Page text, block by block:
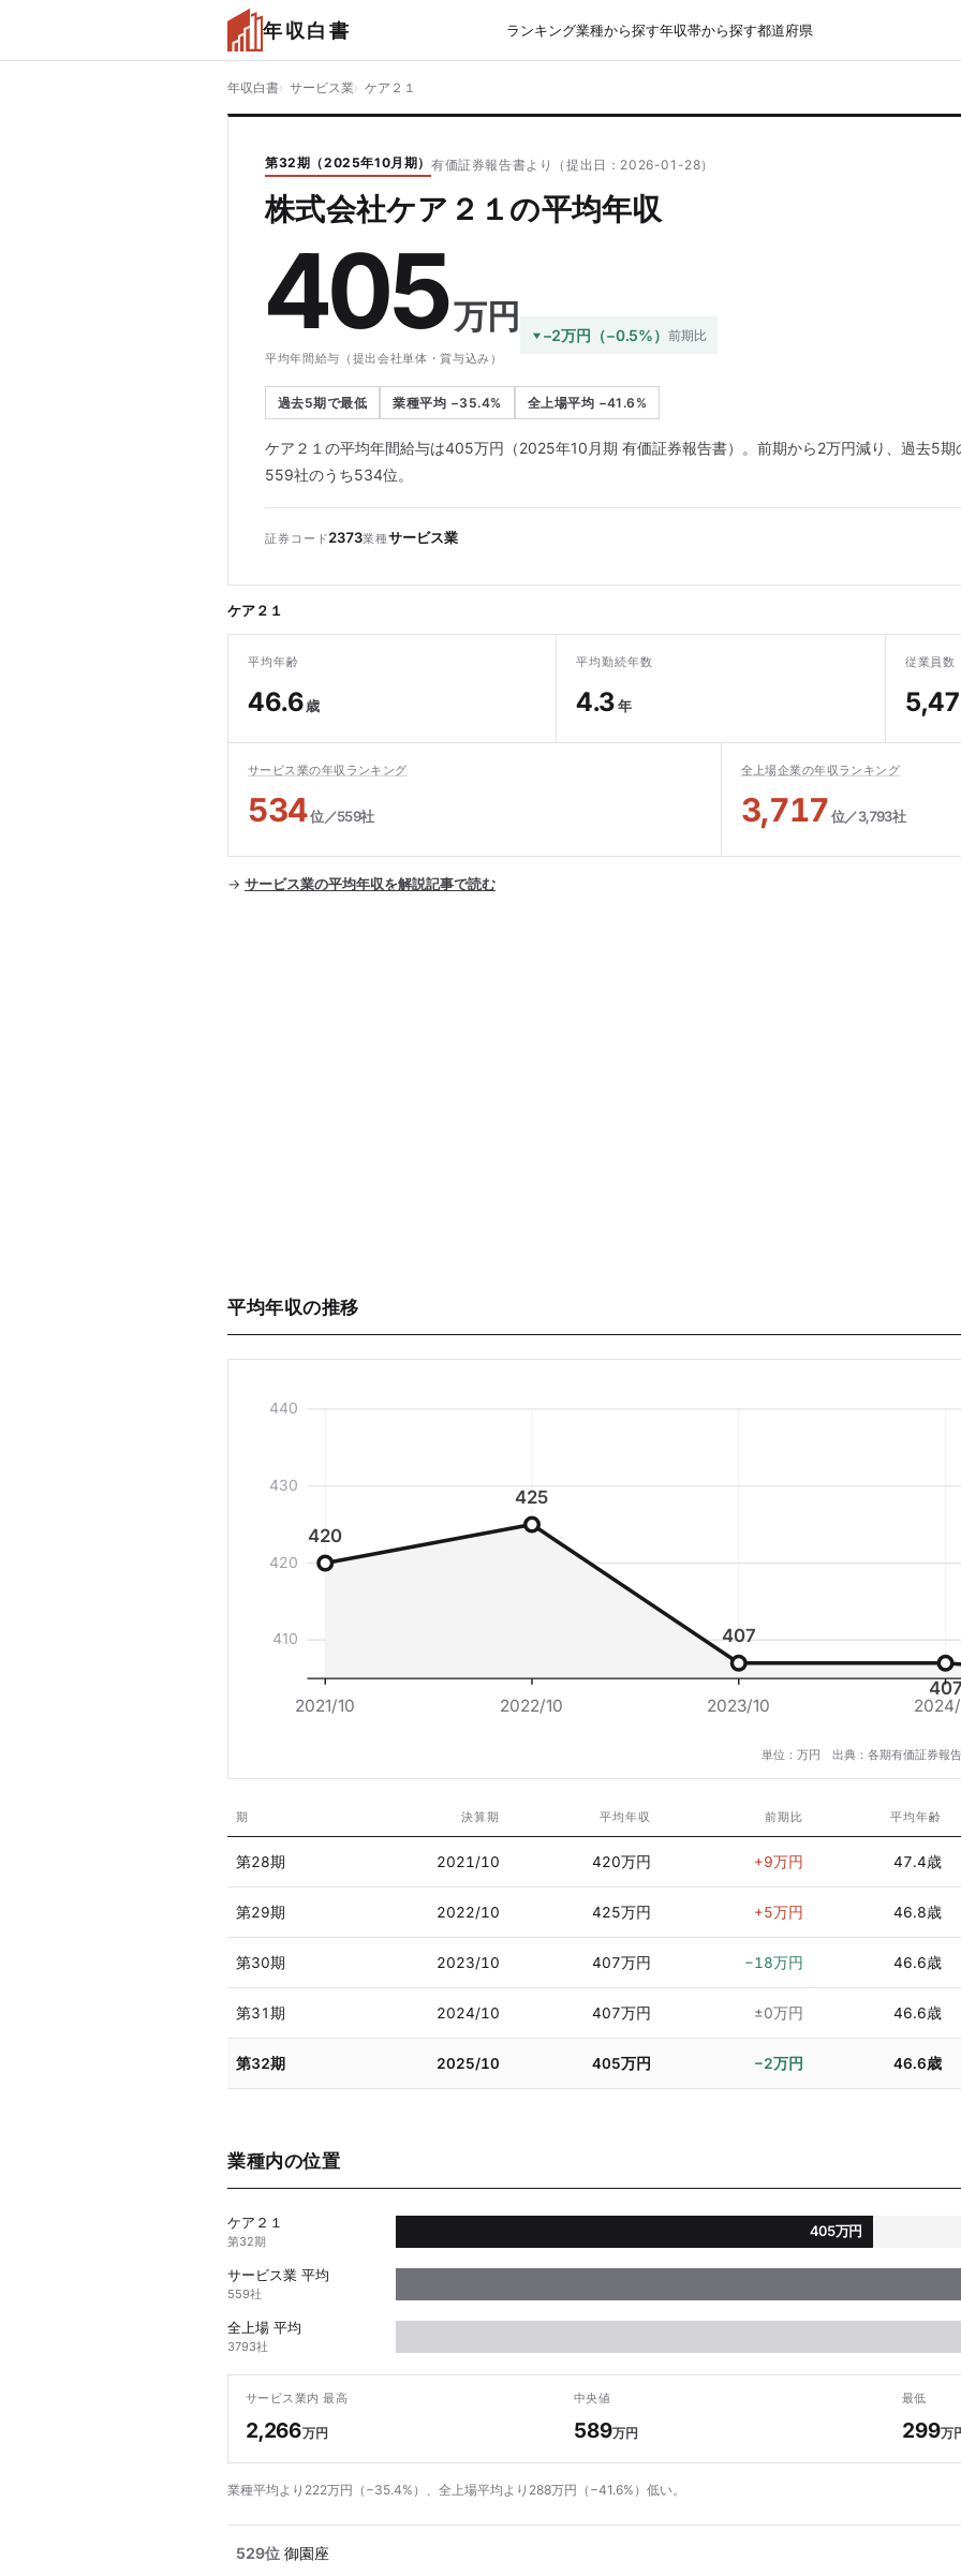
年収白書 ランキング業種から探す年収帯から探す都道府県
年収白書 サービス業 ケア２１
第32期（2025年10月期） 有価証券報告書より（提出日：2026-01-28）
株式会社ケア２１の平均年収
405万円
平均年間給与（提出会社単体・賞与込み）
−2万円（−0.5%） 前期比
過去5期で最低 業種平均 −35.4% 全上場平均 −41.6%
ケア２１の平均年間給与は405万円（2025年10月期 有価証券報告書）。前期から2万円減り、過去5
559社のうち534位。
証券コード2373業種サービス業
ケア２１
平均年齢
46.6歳
平均勤続年数
4.3年
従業員数
サービス業の年収ランキング
534位／559社
全上場企業の年収ランキング
3,717位／3,793社
→ サービス業の平均年収を解説記事で読む
平均年収の推移
440
430
420
410
420
425
407
2021/10 2022/10 2023/10
単位：万円 出典：各期有価証券報
期 決算期 平均年収 前期比 平均年齢
第28期 2021/10 420万円 +9万円 47.4歳
第29期 2022/10 425万円 +5万円 46.8歳
第30期 2023/10 407万円 −18万円 46.6歳
第31期 2024/10 407万円 ±0万円 46.6歳
第32期 2025/10 405万円 −2万円 46.6歳
業種内の位置
ケア２１
第32期
405万円
サービス業 平均
559社
全上場 平均
3793社
サービス業内 最高
2,266万円
中央値
589万円
最低
299万
業種平均より222万円（−35.4%）、全上場平均より288万円（−41.6%）低い。
529位 御園座